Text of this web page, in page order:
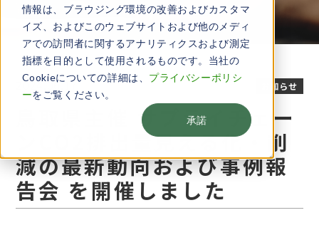
情報は、ブラウジング環境の改善およびカスタマ
イズ、およびこのウェブサイトおよび他のメディ
アでの訪問者に関するアナリティクスおよび測定
指標を目的として使用されるものです。当社の
Cookieについての詳細は、 プライバシーポリシ
ーをご覧ください。
承諾
2024.06.17 お知らせ
鳥取県主催 サプライチェー
ンCO2排出量見える化・削
減の最新動向および事例報
告会 を開催しました